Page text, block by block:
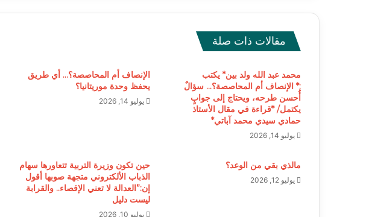
مقالات ذات صلة
محمد عبد الله ولد بين* يكتب
:* الإنصاف أم المحاصصة؟… سؤالٌ
أُحسن طرحه، ويحتاج إلى جوابٍ
يكتمل/ *قراءة في مقال الأستاذ
حمادي سيدي محمد آباتي*
يوليو 14, 2026
الإنصاف أم المحاصصة؟… أي طريق
يحفظ وحدة موريتانيا؟
يوليو 14, 2026
مالذي بقي من الوعد؟
يوليو 12, 2026
حين تكون وزيرة التربية تتعاورها سهام
الذباب الألكتروني متجهة صوبها أقول
إن:”العدالة لا تعني الإقصاء.. والقرابة
ليست دليل
يوليو 10, 2026